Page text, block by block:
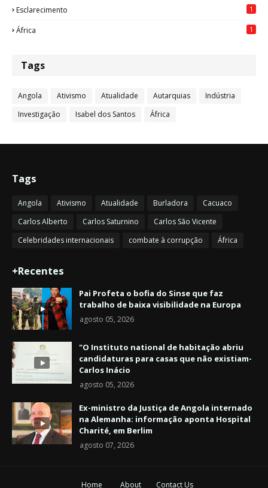
Esclarecimento 1
África 1
Tags
Angola Ativismo Atualidade Autarquias
Indústria
Investigação
Isabel dos Santos África
Tags
Angola Ativismo Atualidade Burladora
Cacuaco
Carlos Alberto
Carlos Saturnino
Carlos São Vicente
Celebridades internacionais
combate à corrupção África
+Recentes
Pai Profeta o bofia do Sinse que faz
trabalho de baixa visibilidade na Europa
agosto 05, 2026
"O Instituto national de habitação abriu
candidaturas para casas que não existiam-
Carlos Inácio
agosto 05, 2026
Ex-ministro da Justiça de Angola internado
na Alemanha: informação aponta Hospital
Charité, em Berlim
agosto 07, 2026
Home About Contact Us